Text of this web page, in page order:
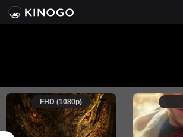
FHD (1080p)